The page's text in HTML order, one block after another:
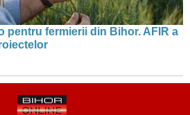
pentru fermierii din Bihor. AFIR a